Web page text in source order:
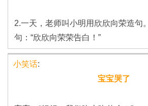
2.一天，老师叫小明用欣欣向荣造句
句：“欣欣向荣荣告白！”
小笑话:
宝宝哭了